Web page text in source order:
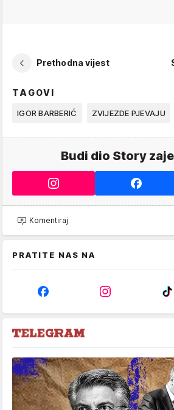
Prethodna vijest
TAGOVI
IGOR BARBERIĆ ZVIJEZDE PJEVAJU
Budi dio Story
Komentiraj
PRATITE NAS NA